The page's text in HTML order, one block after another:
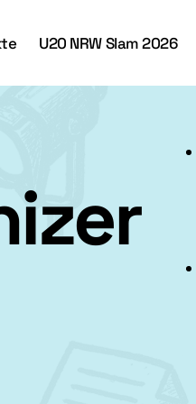
U20 NRW Slam 2026